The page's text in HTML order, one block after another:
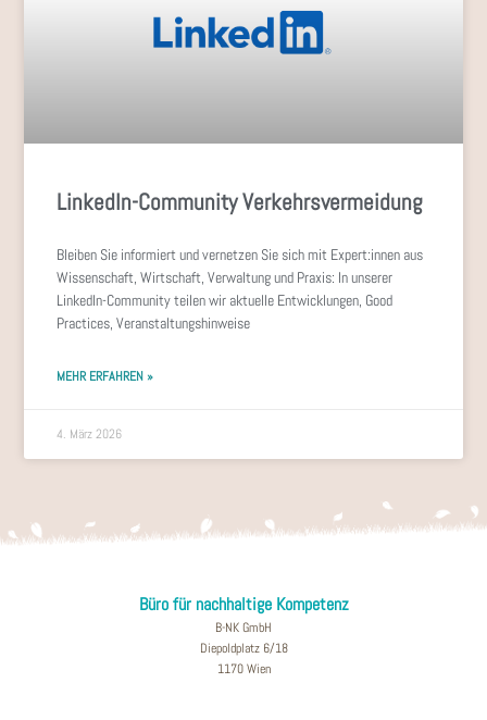
LinkedIn-Community Verkehrsvermeidung
Bleiben Sie informiert und vernetzen Sie sich mit Expert:innen aus
Wissenschaft, Wirtschaft, Verwaltung und Praxis: In unserer
LinkedIn-Community teilen wir aktuelle Entwicklungen, Good
Practices, Veranstaltungshinweise
MEHR ERFAHREN »
4. März 2026
Büro für nachhaltige Kompetenz
B-NK GmbH
Diepoldplatz 6/18
1170 Wien